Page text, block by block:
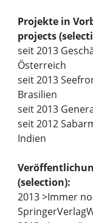
Projekte in
projects
seit 2013
Österreich
seit 2013
Brasilien
seit 2013
seit 2012
Indien
(selection):
2013 >Immer